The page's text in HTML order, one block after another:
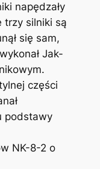
napędzały
trzy silniki są
się sam,
Jak-
części
podstawy
NK-8-2 o